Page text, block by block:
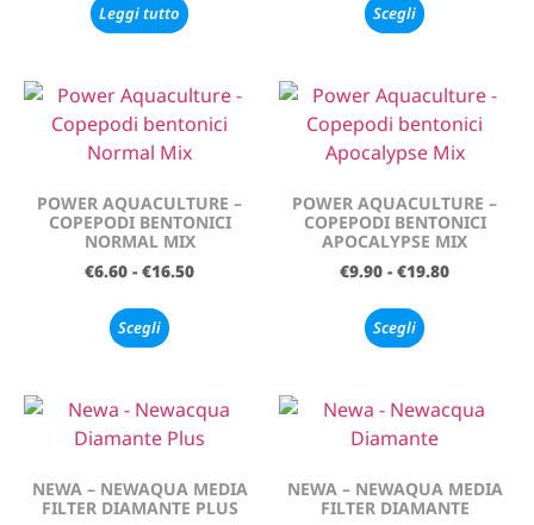
Leggi tutto Scegli
POWER AQUACULTURE –
COPEPODI BENTONICI
NORMAL MIX
€6.60 - €16.50
Scegli
POWER AQUACULTURE –
COPEPODI BENTONICI
APOCALYPSE MIX
€9.90 - €19.80
Scegli
NEWA – NEWAQUA MEDIA
FILTER DIAMANTE PLUS
NEWA – NEWAQUA MEDIA
FILTER DIAMANTE